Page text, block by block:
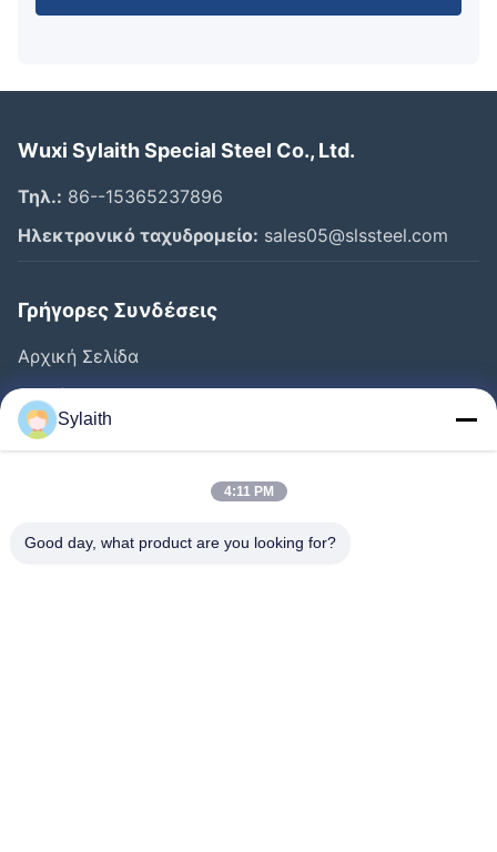
Wuxi Sylaith Special Steel Co., Ltd.
Τηλ.: 86--15365237896
Ηλεκτρονικό ταχυδρομείο: sales05@slssteel.com
Γρήγορες Συνδέσεις
Αρχική Σελίδα
Προϊόντα
Βίντεο
Ποιοτικός Έλεγχος
Sylaith
4:11 PM
Good day, what product are you looking for?